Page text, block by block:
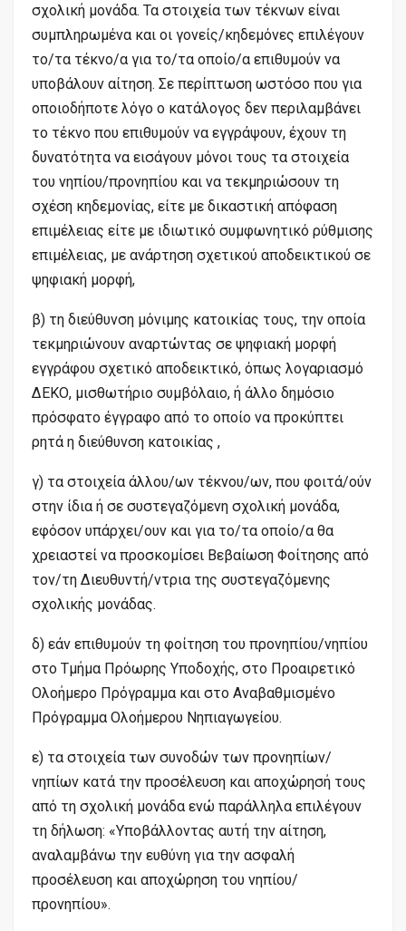
σχολική μονάδα. Τα στοιχεία των τέκνων είναι
συμπληρωμένα και οι γονείς/κηδεμόνες επιλέγουν
το/τα τέκνο/α για το/τα οποίο/α επιθυμούν να
υποβάλουν αίτηση. Σε περίπτωση ωστόσο που για
οποιοδήποτε λόγο ο κατάλογος δεν περιλαμβάνει
το τέκνο που επιθυμούν να εγγράψουν, έχουν τη
δυνατότητα να εισάγουν μόνοι τους τα στοιχεία
του νηπίου/προνηπίου και να τεκμηριώσουν τη
σχέση κηδεμονίας, είτε με δικαστική απόφαση
επιμέλειας είτε με ιδιωτικό συμφωνητικό ρύθμισης
επιμέλειας, με ανάρτηση σχετικού αποδεικτικού σε
ψηφιακή μορφή,
β) τη διεύθυνση μόνιμης κατοικίας τους, την οποία
τεκμηριώνουν αναρτώντας σε ψηφιακή μορφή
εγγράφου σχετικό αποδεικτικό, όπως λογαριασμό
ΔΕΚΟ, μισθωτήριο συμβόλαιο, ή άλλο δημόσιο
πρόσφατο έγγραφο από το οποίο να προκύπτει
ρητά η διεύθυνση κατοικίας ,
γ) τα στοιχεία άλλου/ων τέκνου/ων, που φοιτά/ούν
στην ίδια ή σε συστεγαζόμενη σχολική μονάδα,
εφόσον υπάρχει/ουν και για το/τα οποίο/α θα
χρειαστεί να προσκομίσει Βεβαίωση Φοίτησης από
τον/τη Διευθυντή/ντρια της συστεγαζόμενης
σχολικής μονάδας.
δ) εάν επιθυμούν τη φοίτηση του προνηπίου/νηπίου
στο Τμήμα Πρόωρης Υποδοχής, στο Προαιρετικό
Ολοήμερο Πρόγραμμα και στο Αναβαθμισμένο
Πρόγραμμα Ολοήμερου Νηπιαγωγείου.
ε) τα στοιχεία των συνοδών των προνηπίων/
νηπίων κατά την προσέλευση και αποχώρησή τους
από τη σχολική μονάδα ενώ παράλληλα επιλέγουν
τη δήλωση: «Υποβάλλοντας αυτή την αίτηση,
αναλαμβάνω την ευθύνη για την ασφαλή
προσέλευση και αποχώρηση του νηπίου/
προνηπίου».